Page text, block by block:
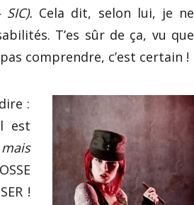
Cela dit, selon lui, je ne
T’es sûr de ça, vu que
comprendre, c’est certain !
:
est
!